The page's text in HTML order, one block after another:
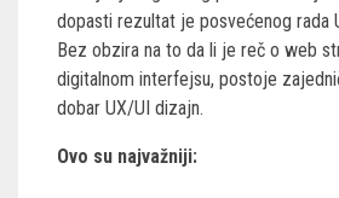
dopasti rezultat je posvećenog rada
Bez obzira na to da li je reč o web
digitalnom interfejsu, postoje
dobar UX/UI dizajn.
Ovo su najvažniji: